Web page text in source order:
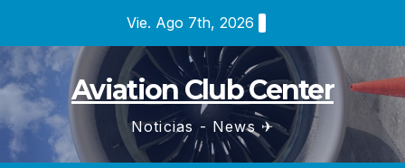
contenido
Vie. Ago 7th, 2026
Aviation Club Center
Noticias - News ✈